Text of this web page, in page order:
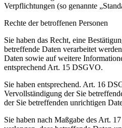
Verpflichtungen (so genannte
Rechte der betroffenen Personen
Sie haben das Recht, eine
betreffende Daten verarbeitet
Daten sowie auf weitere
entsprechend Art. 15 DSGVO.
Sie haben entsprechend. Art. 16
Vervollständigung der Sie
der Sie betreffenden unrichtigen
Sie haben nach Maßgabe des Art.